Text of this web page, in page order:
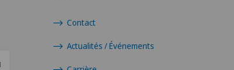
Contact
Actualités / Événements